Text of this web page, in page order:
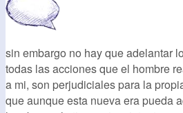
sin embargo no hay que adelantar
todas las acciones que el hombre
a mi, son perjudiciales para la
que aunque esta nueva era pueda